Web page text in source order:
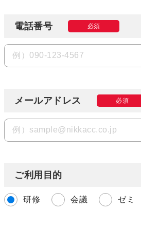
電話番号 必須
メールアドレス 必須
ご利用目的
研修 会議 ゼミ